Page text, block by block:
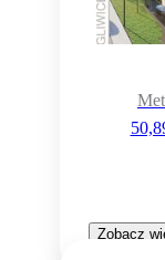
Zobacz